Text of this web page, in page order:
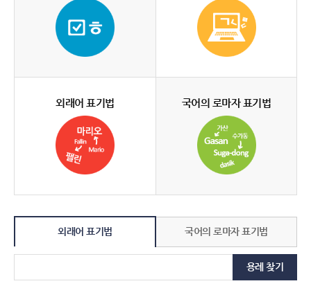
외래어 표기법 국어의 로마자 표기법
외래어 표기법 국어의 로마자 표기법
용례 찾기